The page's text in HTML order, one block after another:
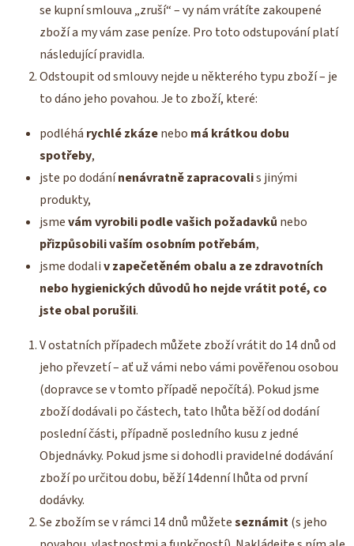
se kupní smlouva „zruší“ – vy nám vrátíte zakoupené
zboží a my vám zase peníze. Pro toto odstupování platí
následující pravidla.
Odstoupit od smlouvy nejde u některého typu zboží – je
to dáno jeho povahou. Je to zboží, které:
podléhá rychlé zkázenebo má krátkou dobu
spotřeby,
jste po dodánínenávratně zapracovalis jinými
produkty,
jsmevám vyrobili podle vašich požadavků nebo
přizpůsobili vaším osobním potřebám,
jsme dodaliv zapečetěném obalu a ze zdravotních
nebo hygienických důvodů ho nejde vrátit poté, co
jste obal porušili.
V ostatních případech můžete zboží vrátit do 14 dnů od
jeho převzetí – ať už vámi nebo vámi pověřenou osobou
(dopravce se v tomto případě nepočítá). Pokud jsme
zboží dodávali po částech, tato lhůta běží od dodání
poslední části, případně posledního kusu z jedné
Objednávky. Pokud jsme si dohodli pravidelné dodávání
zboží po určitou dobu, běží 14denní lhůta od první
dodávky.
Se zbožím se v rámci 14 dnů můžeteseznámit(s jeho